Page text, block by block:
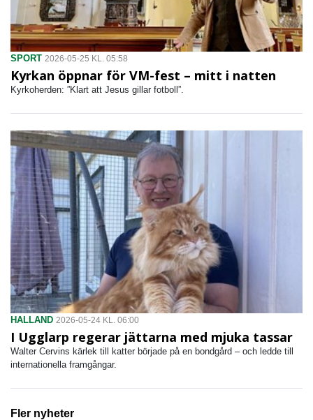
SPORT 2026-05-25 KL. 05:58
Kyrkan öppnar för VM-fest – mitt i natten
Kyrkoherden: ”Klart att Jesus gillar fotboll”.
HALLAND 2026-05-24 KL. 06:00
I Ugglarp regerar jättarna med mjuka tassar
Walter Cervins kärlek till katter började på en bondgård – och ledde till
internationella framgångar.
Fler nyheter